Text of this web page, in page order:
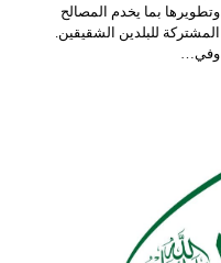
وتطويرها بما يخدم المصالح
المشتركة للبلدين الشقيقين.
وفي…